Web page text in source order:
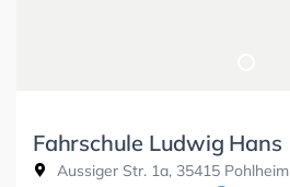
Fahrschule Ludwig Hans
Aussiger Str. 1a, 35415 Pohlheim